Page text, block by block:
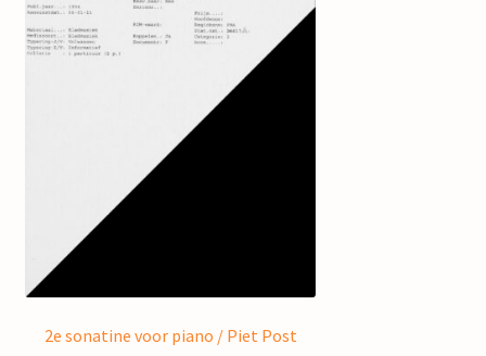
2e sonatine voor piano / Piet Post